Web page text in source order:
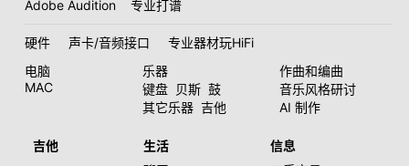
Adobe Audition
专业打谱
硬件 声卡/音频接口
专业器材玩HiFi
电脑
MAC
乐器
键盘 贝斯 鼓
其它乐器 吉他
作曲和编曲
音乐风格研讨
AI 制作
吉他
生活
信息